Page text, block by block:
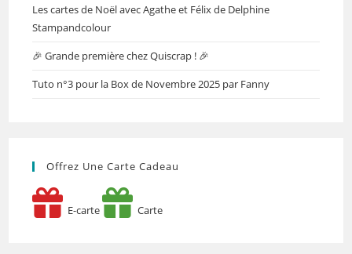
Les cartes de Noël avec Agathe et Félix de Delphine
Stampandcolour
🎉 Grande première chez Quiscrap ! 🎉
Tuto n°3 pour la Box de Novembre 2025 par Fanny
Offrez Une Carte Cadeau
E-carte Carte